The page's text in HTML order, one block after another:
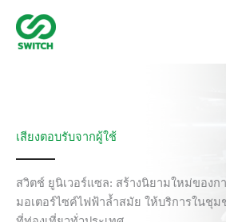
content
เสียงตอบรับจากผู้ใช้
สวิตช์ ยูนิเวอร์แซล: สร้างนิยามใหม่ของก
มอเตอร์ไซค์ไฟฟ้าล้ำสมัย ให้บริการในชุ